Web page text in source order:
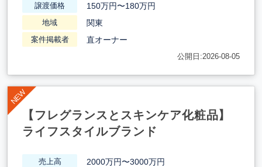
譲渡価格 150万円〜180万円
地域 関東
案件掲載者 直オーナー
公開日:2026-08-05
【フレグランスとスキンケア化粧品】
ライフスタイルブランド
売上高 2000万円〜3000万円